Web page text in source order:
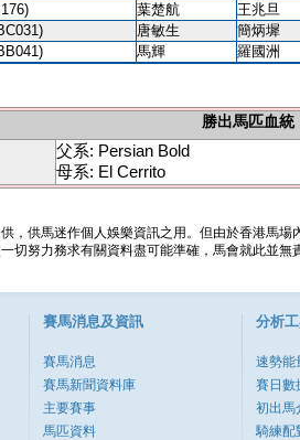
葉楚航 王兆旦
唐敏生 簡炳墀
馬輝
羅國洲
勝出馬匹血統
父系: Persian Bold
母系: El Cerrito
，供馬迷作個人娛樂資訊之用。但由於香港馬
切努力務求有關資料盡可能準確，馬會就此並
賽馬消息及資訊
賽馬消息
賽馬新聞資料庫
主要賽事
馬匹資料
分析
速勢能
賽日數
初出馬
騎練配